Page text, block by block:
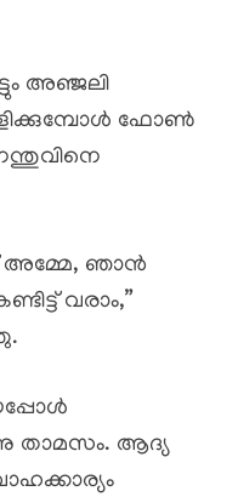
അഞ്ജലി
ഫോൺ
അമ്മേ, ഞാൻ
വരാം,”
താമസം. ആദ്യ